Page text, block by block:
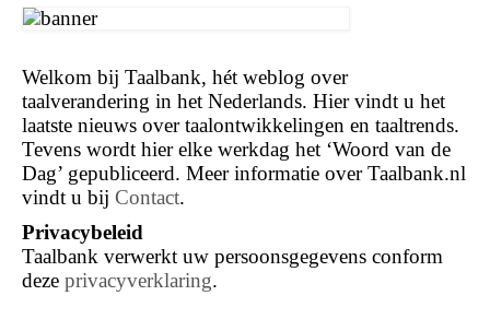
Welkom bij Taalbank, hét weblog over
taalverandering in het Nederlands. Hier vindt u het
laatste nieuws over taalontwikkelingen en taaltrends.
Tevens wordt hier elke werkdag het ‘Woord van de
Dag’ gepubliceerd. Meer informatie over Taalbank.nl
vindt u bij Contact.
Privacybeleid
Taalbank verwerkt uw persoonsgegevens conform
deze privacyverklaring.